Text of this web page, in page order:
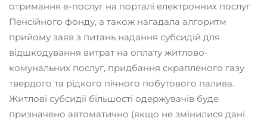
отримання е-послуг на порталі електронних послуг
Пенсійного фонду, а також нагадала алгоритм
прийому заяв з питань надання субсидій для
відшкодування витрат на оплату житлово-
комунальних послуг, придбання скрапленого газу
твердого та рідкого пічного побутового палива.
Житлові субсидії більшості одержувачів буде
призначено автоматично (якщо не змінилися дані